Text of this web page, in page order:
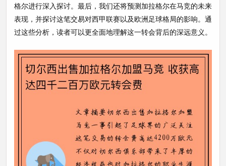
格尔进行深入探讨。最后，我们还将预测加拉格尔在马竞的未来
表现，并探讨这笔交易对西甲联赛以及欧洲足球格局的影响。通
过这些分析，读者可以更全面地理解这一转会背后的深远意义。